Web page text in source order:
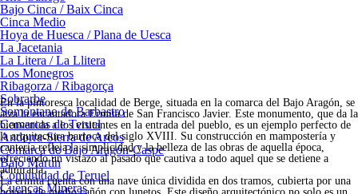
Bajo Cinca / Baix Cinca
Cinca Medio
Hoya de Huesca / Plana de Uesca
La Jacetania
La Litera / La Llitera
Los Monegros
Ribagorza / Ribagorça
Sobrarbe
Somontano de Barbastro
Comarcas de Teruel
Andorra-Sierra de Arcos
Comarca de Bajo Aragón-Caspe
Bajo Martín
Comunidad de Teruel
Cuencas Mineras
En la pintoresca localidad de Berge, situada en la comarca del Bajo Aragón, se
alza la encantadora Ermita de San Francisco Javier. Este monumento, que da la
bienvenida a los visitantes en la entrada del pueblo, es un ejemplo perfecto de
la arquitectura barroca del siglo XVIII. Su construcción en mampostería y
cantería refleja la simplicidad y la belleza de las obras de aquella época,
ofreciendo un vistazo al pasado que cautiva a todo aquel que se detiene a
admirarla.
La ermita cuenta con una nave única dividida en dos tramos, cubierta por una